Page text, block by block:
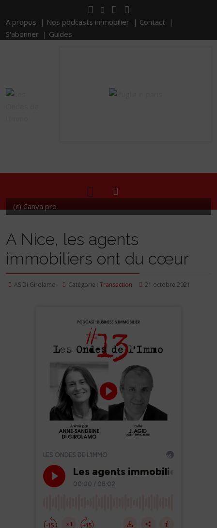
A propos | Nos podcasts immobilier | Contact |
S'abonner | Guides
(c) Canva pro
A Nice, les agents
immobiliers ont du cœur
AS Di Girolamo Catégorie : Transaction 21 octobre 2021